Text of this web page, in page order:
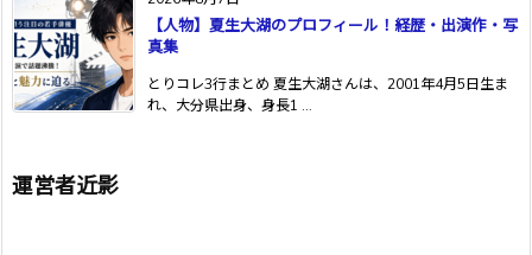
【人物】夏生大湖のプロフィール！経歴・出演作・写
真集
とりコレ3行まとめ 夏生大湖さんは、2001年4月5日生ま
れ、大分県出身、身長1 ...
運営者近影